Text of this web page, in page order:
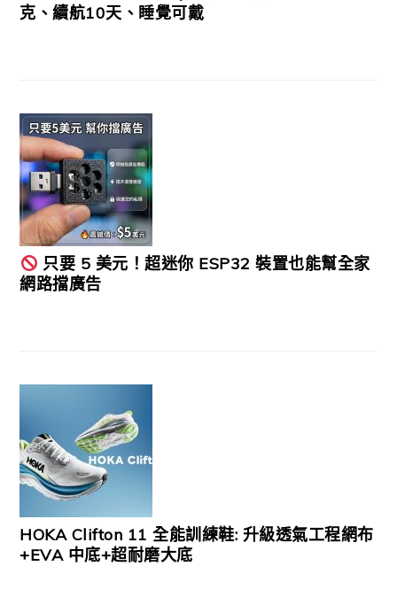
克、續航10天、睡覺可戴
只要 5 美元！超迷你 ESP32 裝置也能幫全家
網路擋廣告
HOKA Clifton 11 全能訓練鞋: 升級透氣工程網布
+EVA 中底+超耐磨大底